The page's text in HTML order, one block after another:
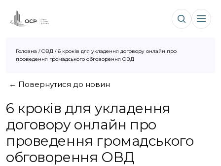
Головна /ОВД /6 кроків для укладення договору онлайн про
проведення громадського обговорення ОВД
← Повернутися до новин
6 кроків для укладення
договору онлайн про
проведення громадського
обговорення ОВД